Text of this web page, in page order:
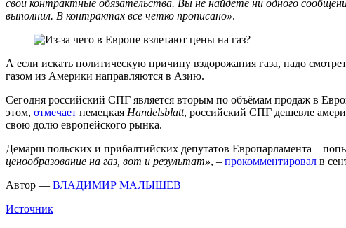
свои контрактные обязательства. Вы не найдете ни одного
выполнил. В контрактах все четко прописано».
А если искать политическую причину вздорожания газа, надо
газом из Америки направляются в Азию.
Сегодня российский СПГ является вторым по объёмам продаж в
этом, отмечает немецкая Handelsblatt, российский СПГ дешевле
свою долю европейского рынка.
Демарш польских и прибалтийских депутатов Европарламента –
ценообразование на газ, вот и результат», – прокомментировал в
Автор — ВЛАДИМИР МАЛЫШЕВ
Источник